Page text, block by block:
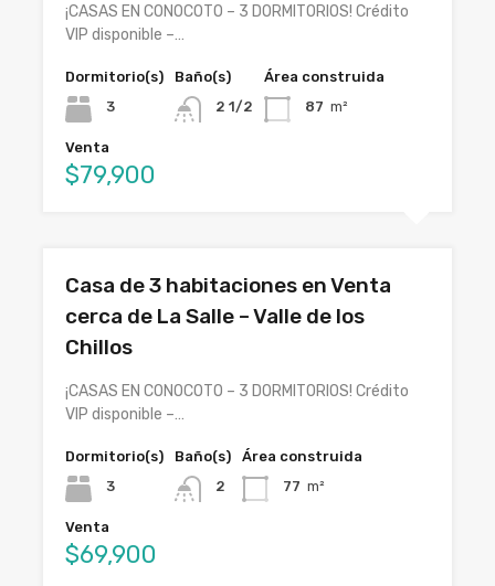
¡CASAS EN CONOCOTO – 3 DORMITORIOS! Crédito
VIP disponible –…
Dormitorio(s)
3
Baño(s)
2 1/2
Área construida
87 m²
Venta
$79,900
Casa de 3 habitaciones en Venta
cerca de La Salle – Valle de los
Chillos
¡CASAS EN CONOCOTO – 3 DORMITORIOS! Crédito
VIP disponible –…
Dormitorio(s)
3
Baño(s)
2
Área construida
77 m²
Venta
$69,900